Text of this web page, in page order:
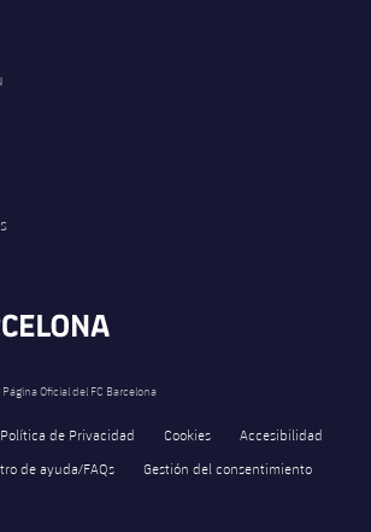
Página Oficial del FC Barcelona
Política de Privacidad Cookies
Accesibilidad
de ayuda/FAQs
Gestión del consentimiento